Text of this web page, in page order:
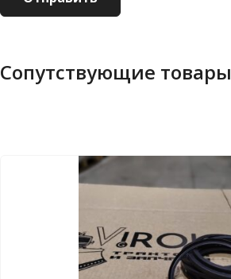
Сопутствующие товары